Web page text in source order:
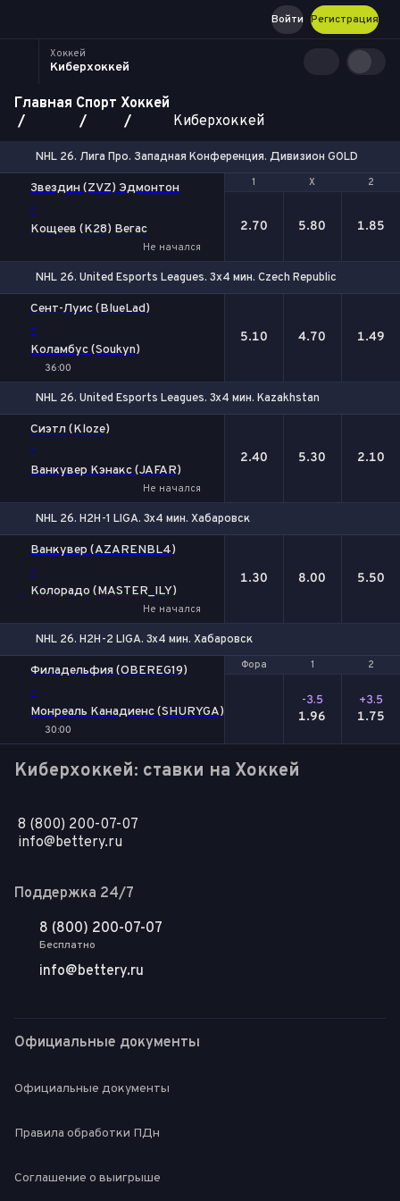
Регистрация
Войти
Хоккей
Киберхоккей
Главная Спорт Хоккей
Киберхоккей
NHL 26. Лига Про. Западная Конференция. Дивизион GOLD. 3x4
1 Х 2
Звездин (ZVZ) Эдмонтон
-
Кощеев (K28) Вегас
Не начался
1 Х 2
2.70 5.80 1.85
NHL 26. United Esports Leagues. 3х4 мин. Czech Republic
Сент-Луис (BlueLad)
-
Коламбус (Soukyn)
36:00
5.10 4.70 1.49
NHL 26. United Esports Leagues. 3x4 мин. Kazakhstan
Сиэтл (Kloze)
-
Ванкувер Кэнакс (JAFAR)
Не начался
2.40 5.30 2.10
NHL 26. H2H-1 LIGA. 3x4 мин. Хабаровск
Ванкувер (AZARENBL4)
-
Колорадо (MASTER_ILY)
Не начался
1.30 8.00 5.50
NHL 26. H2H-2 LIGA. 3x4 мин. Хабаровск
Фора 1 2
Филадельфия (OBEREG19)
-
Монреаль Канадиенс (SHURYGA)
30:00
Фора 1 2
-3.5
1.96
+3.5
1.75
Киберхоккей: ставки на Хоккей
8 (800) 200-07-07
info@bettery.ru
Поддержка 24/7
8 (800) 200-07-07
Бесплатно
info@bettery.ru
Официальные документы
Официальные документы
Правила обработки ПДн
Соглашение о выигрыше